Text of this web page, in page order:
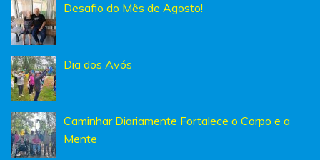
Desafio do Mês de Agosto!
Dia dos Avós
Caminhar Diariamente Fortalece o Corpo e a
Mente